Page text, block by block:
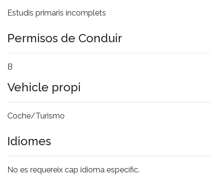
Estudis primaris incomplets
Permisos de Conduir
B
Vehicle propi
Coche/Turismo
Idiomes
No es requereix cap idioma específic.